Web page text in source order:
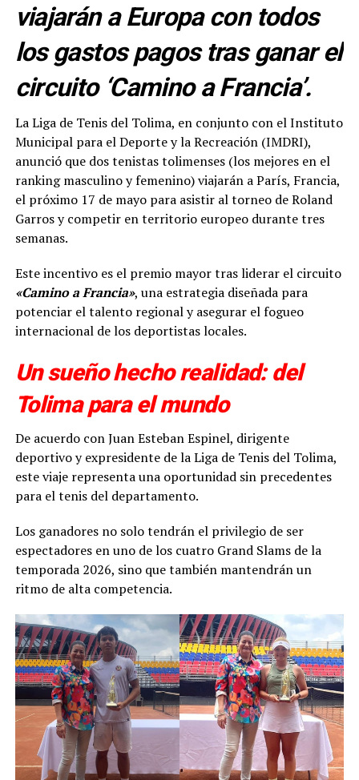
viajarán a Europa con todos
los gastos pagos tras ganar el
circuito ‘Camino a Francia’.
La Liga de Tenis del Tolima, en conjunto con el Instituto
Municipal para el Deporte y la Recreación (IMDRI),
anunció que dos tenistas tolimenses (los mejores en el
ranking masculino y femenino) viajarán a París, Francia,
el próximo 17 de mayo para asistir al torneo de Roland
Garros y competir en territorio europeo durante tres
semanas.
Este incentivo es el premio mayor tras liderar el circuito
«Camino a Francia», una estrategia diseñada para
potenciar el talento regional y asegurar el fogueo
internacional de los deportistas locales.
Un sueño hecho realidad: del
Tolima para el mundo
De acuerdo con Juan Esteban Espinel, dirigente
deportivo y expresidente de la Liga de Tenis del Tolima,
este viaje representa una oportunidad sin precedentes
para el tenis del departamento.
Los ganadores no solo tendrán el privilegio de ser
espectadores en uno de los cuatro Grand Slams de la
temporada 2026, sino que también mantendrán un
ritmo de alta competencia.